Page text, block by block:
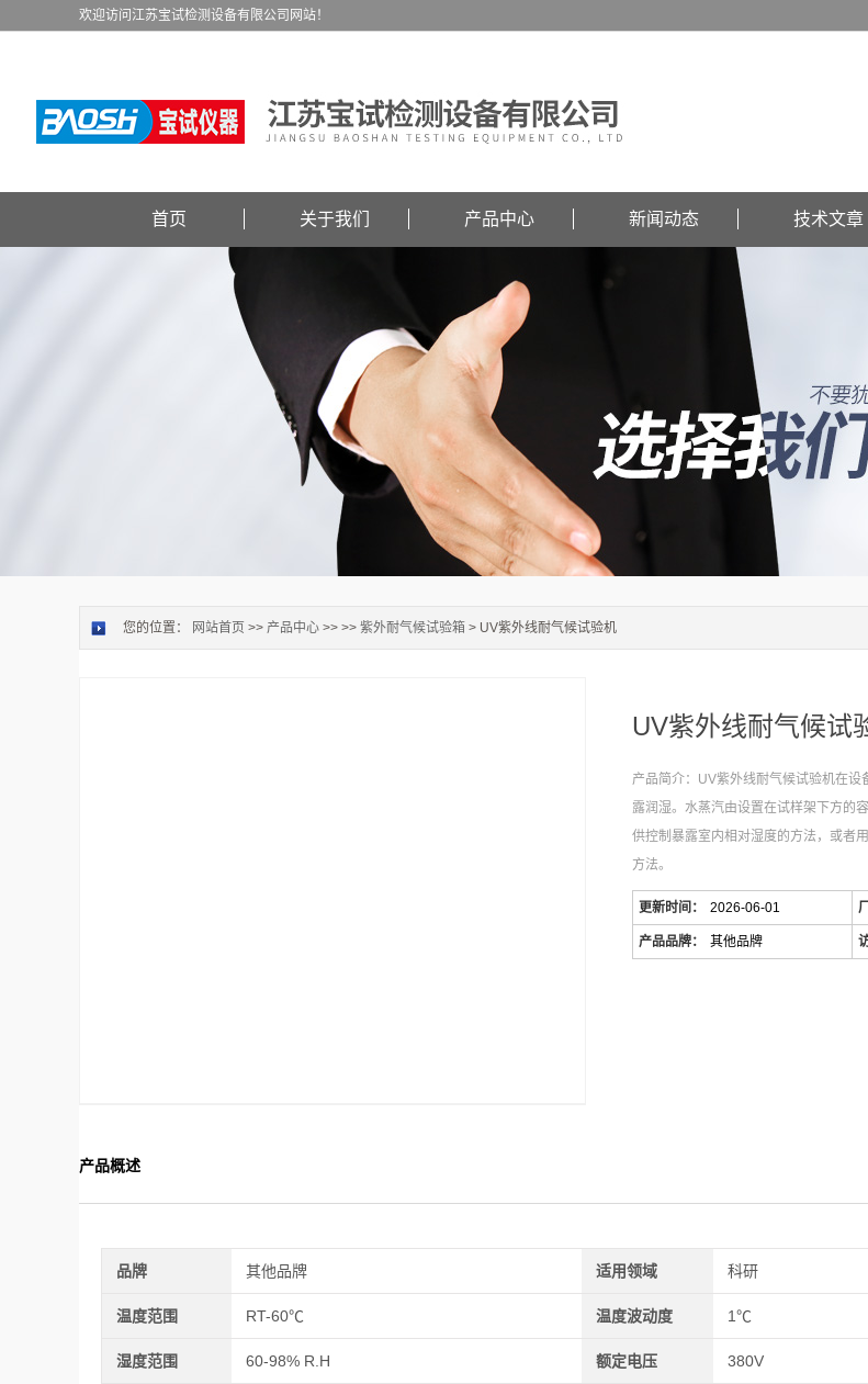
欢迎访问江苏宝试检测设备有限公司网站！
首页 关于我们 产品中心 新闻动态 技术文章
您的位置： 网站首页 >> 产品中心 >> >> 紫外耐气候试验箱 > UV紫外线耐气候试验机
UV紫外线耐气候试
产品简介：UV紫外线耐气候试验机在
露润湿。水蒸汽由设置在试样架下方的
供控制暴露室内相对湿度的方法，或者
方法。
更新时间： 2026-06-01
产品品牌： 其他品牌
产品概述
品牌 其他品牌 适用领域 科研
温度范围 RT-60℃ 温度波动度 1℃
湿度范围 60-98% R.H 额定电压 380V